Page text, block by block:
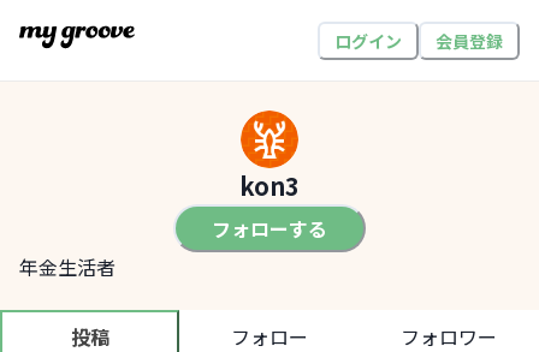
ログイン 会員登録
kon3
フォローする
年金生活者
投稿 フォロー フォロワー